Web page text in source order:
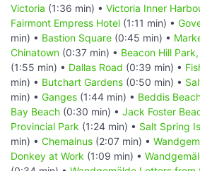
Victoria (1:36 min) • Victoria Inner
Fairmont Empress Hotel (1:11 min) •
min) • Bastion Square (0:45 min) •
Chinatown (0:37 min) • Beacon Hill
(1:55 min) • Dallas Road (0:39 min) •
min) • Butchart Gardens (0:50 min) •
min) • Ganges (1:44 min) • Beddis
Bay Beach (0:30 min) • Jack Foster
Provincial Park (1:24 min) • Salt Spring
min) • Chemainus (2:07 min) •
Donkey at Work (1:09 min) •